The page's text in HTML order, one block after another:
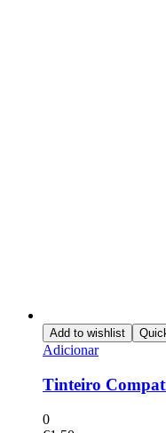
Add to wishlist
Adicionar
Tinteiro
0